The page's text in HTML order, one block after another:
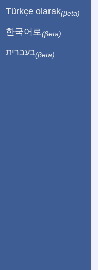
Türkçe olarak(βeta)
한국어로 (βeta)
בעברית(βeta)